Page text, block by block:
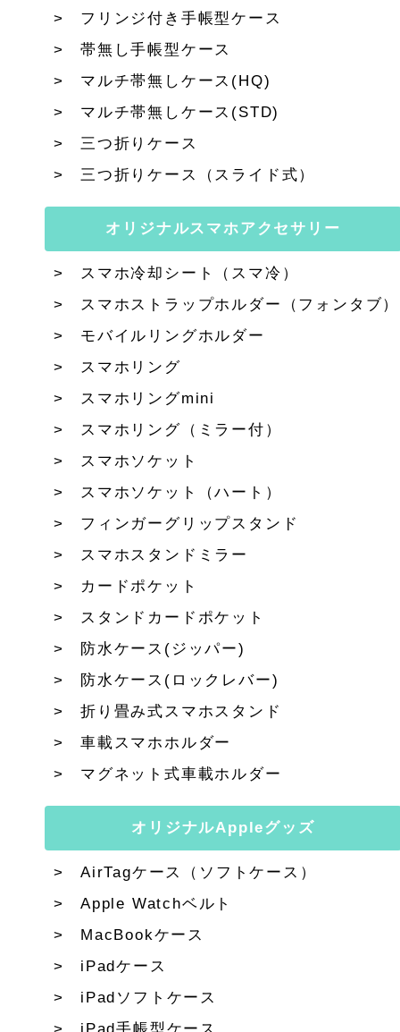
フリンジ付き手帳型ケース
帯無し手帳型ケース
マルチ帯無しケース(HQ)
マルチ帯無しケース(STD)
三つ折りケース
三つ折りケース（スライド式）
オリジナルスマホアクセサリー
スマホ冷却シート（スマ冷）
スマホストラップホルダー（フォンタブ）
モバイルリングホルダー
スマホリング
スマホリングmini
スマホリング（ミラー付）
スマホソケット
スマホソケット（ハート）
フィンガーグリップスタンド
スマホスタンドミラー
カードポケット
スタンドカードポケット
防水ケース(ジッパー)
防水ケース(ロックレバー)
折り畳み式スマホスタンド
車載スマホホルダー
マグネット式車載ホルダー
オリジナルAppleグッズ
AirTagケース（ソフトケース）
Apple Watchベルト
MacBookケース
iPadケース
iPadソフトケース